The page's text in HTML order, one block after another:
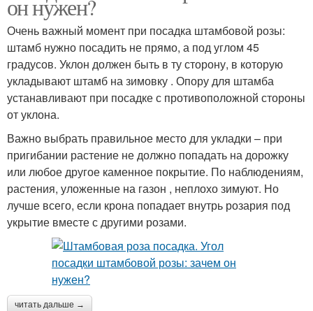
он нужен?
Очень важный момент при посадка штамбовой розы:
штамб нужно посадить не прямо, а под углом 45
градусов. Уклон должен быть в ту сторону, в которую
укладывают штамб на зимовку . Опору для штамба
устанавливают при посадке с противоположной стороны
от уклона.
Важно выбрать правильное место для укладки – при
пригибании растение не должно попадать на дорожку
или любое другое каменное покрытие. По наблюдениям,
растения, уложенные на газон , неплохо зимуют. Но
лучше всего, если крона попадает внутрь розария под
укрытие вместе с другими розами.
читать дальше →